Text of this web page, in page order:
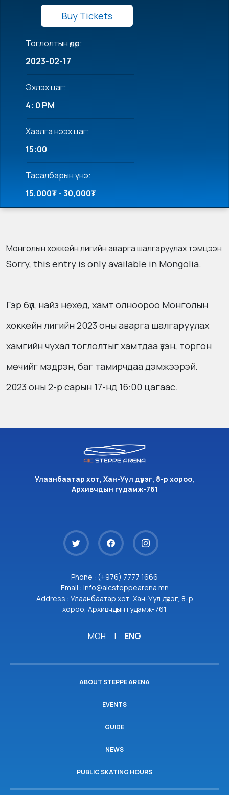
Buy Tickets
Тоглолтын өдөр:
2023-02-17
Эхлэх цаг:
4: 0 PM
Хаалга нээх цаг:
15:00
Тасалбарын үнэ:
15,000₮ - 30,000₮
Монголын хоккейн лигийн аварга шалгаруулах тэмцээн
Sorry, this entry is only available in Mongolia.
Гэр бүл, найз нөхөд, хамт олноороо Монголын
хоккейн лигийн 2023 оны аварга шалгаруулах
хамгийн чухал тоглолтыг хамтдаа үзэн, торгон
мөчийг мэдрэн, баг тамирчдаа дэмжээрэй.
2023 оны 2-р сарын 17-нд 16:00 цагаас.
Улаанбаатар хот, Хан-Уул дүүрэг, 8-р хороо,
Архивчдын гудамж-761
Phone : (+976) 7777 1666
Email : info@aicsteppearena.mn
Address : Улаанбаатар хот, Хан-Уул дүүрэг, 8-р
хороо, Архивчдын гудамж-761
МОН | ENG
ABOUT STEPPE ARENA
EVENTS
GUIDE
NEWS
PUBLIC SKATING HOURS